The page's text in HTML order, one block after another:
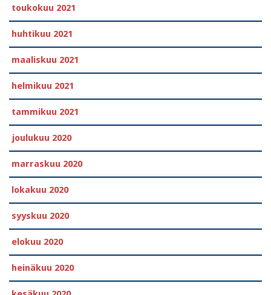
toukokuu 2021
huhtikuu 2021
maaliskuu 2021
helmikuu 2021
tammikuu 2021
joulukuu 2020
marraskuu 2020
lokakuu 2020
syyskuu 2020
elokuu 2020
heinäkuu 2020